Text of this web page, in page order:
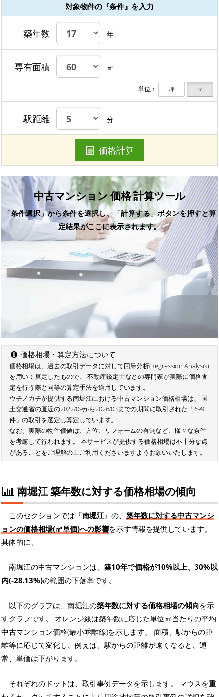
対象物件の『条件』を入力
築年数 年
専有面積 ㎡
単位： 坪 ㎡
駅距離 分
価格計算
中古マンション 価格 計算ツール
「条件選択」から条件を選択し、「計算する」ボタンを押すと算
定結果がここに表示されます。
価格相場・算定方法について
価格相場は、過去の取引データに対して回帰分析(Regression Analysis)
を用いて算定したもので、 不動産鑑定士などの専門家が実際に価格査
定を行う際と同等の算定手法を適用しています。
ウチノカチが提供する南堀江における中古マンション価格相場は、 国
土交通省の直近の2022/09から2026/03までの期間に取引された「699
件」の取引を選定し算定しています。
なお、実際の物件価値は、方位、リフォームの有無など、様々な条件
を考慮して行われます。 本サービスが提供する価格相場は不十分な点
があることをご理解の上ご利用くださいますようお願いいたします。
南堀江 築年数に対する価格相場の傾向
このセクションでは『南堀江』の、 築年数に対する中古マンシ
ョンの価格相場(㎡単価)への影響を示す情報を提供しています。
具体的に、
南堀江の中古マンションは、 築10年で価格が10%以上、30%以
内(-28.13%)の範囲の下落率です。
以下のグラフは、南堀江の築年数に対する価格相場の傾向を示
すグラフです。 オレンジ線は築年数に応じた単位㎡当たりの平均
中古マンション価格(最小乖離線)を示します。 面積、駅からの距
離等に応じて変化し、例えば、駅からの距離が遠くなると、通
常、単価は下がります。
それぞれのドットは、取引事例データを示します。 マウスを重